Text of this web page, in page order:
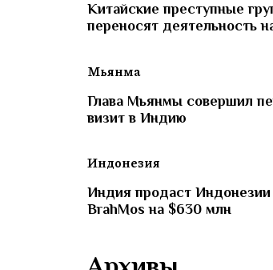
Китайские преступные
переносят деятельность
Мьянма
Глава Мьянмы совершил
визит в Индию
Индонезия
Индия продаст
BrahMos на $630 млн